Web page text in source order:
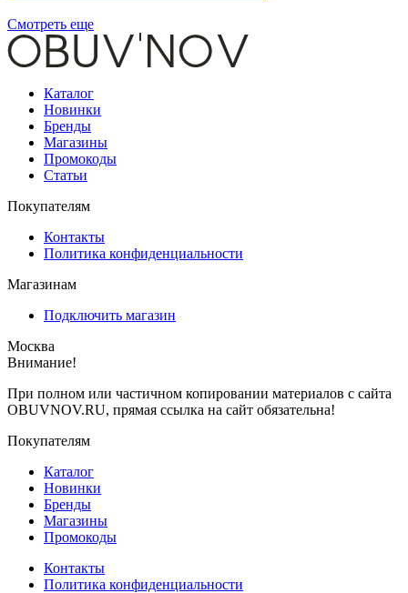
Смотреть еще
Каталог
Новинки
Бренды
Магазины
Промокоды
Статьи
Покупателям
Контакты
Политика конфиденциальности
Магазинам
Подключить магазин
Москва
Внимание!
При полном или частичном копировании материалов с сайта
OBUVNOV.RU, прямая ссылка на сайт обязательна!
Покупателям
Каталог
Новинки
Бренды
Магазины
Промокоды
Контакты
Политика конфиденциальности